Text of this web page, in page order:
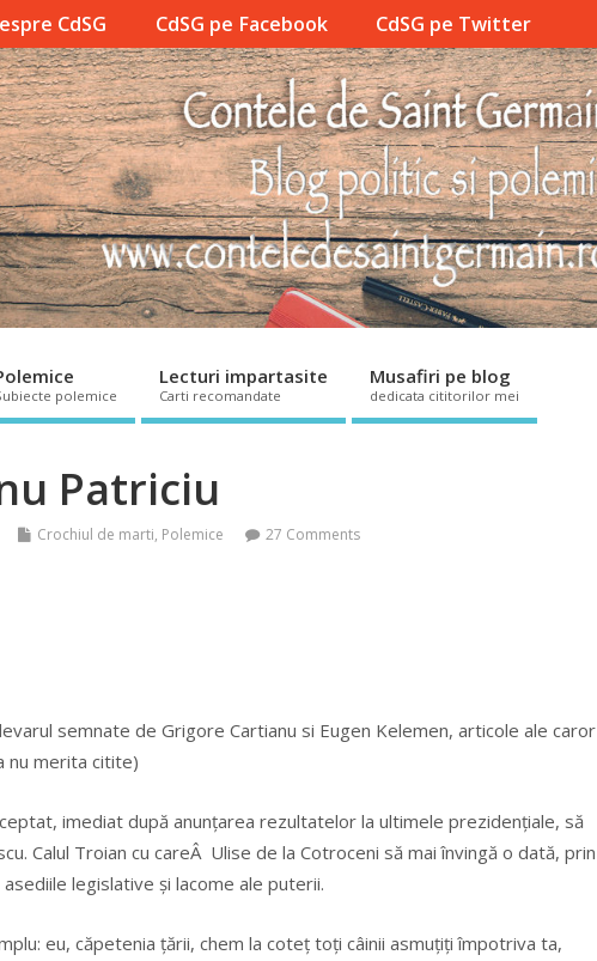
CdSG CdSG pe Facebook CdSG pe Twitter
polemice
Lecturi impartasite
Carti recomandate
Musafiri pe blog
dedicata cititorilor mei
Patriciu
Crochiul de marti, Polemice 27 Comments
semnate de Grigore Cartianu si Eugen Kelemen, articole ale caror
nu merita citite)
imediat după anunțarea rezultatelor la ultimele prezidențiale, să
Calul Troian cu careÂ Ulise de la Cotroceni să mai învingă o dată, prin
legislative și lacome ale puterii.
eu, căpetenia țării, chem la coteț toți câinii asmuțiți împotriva ta,